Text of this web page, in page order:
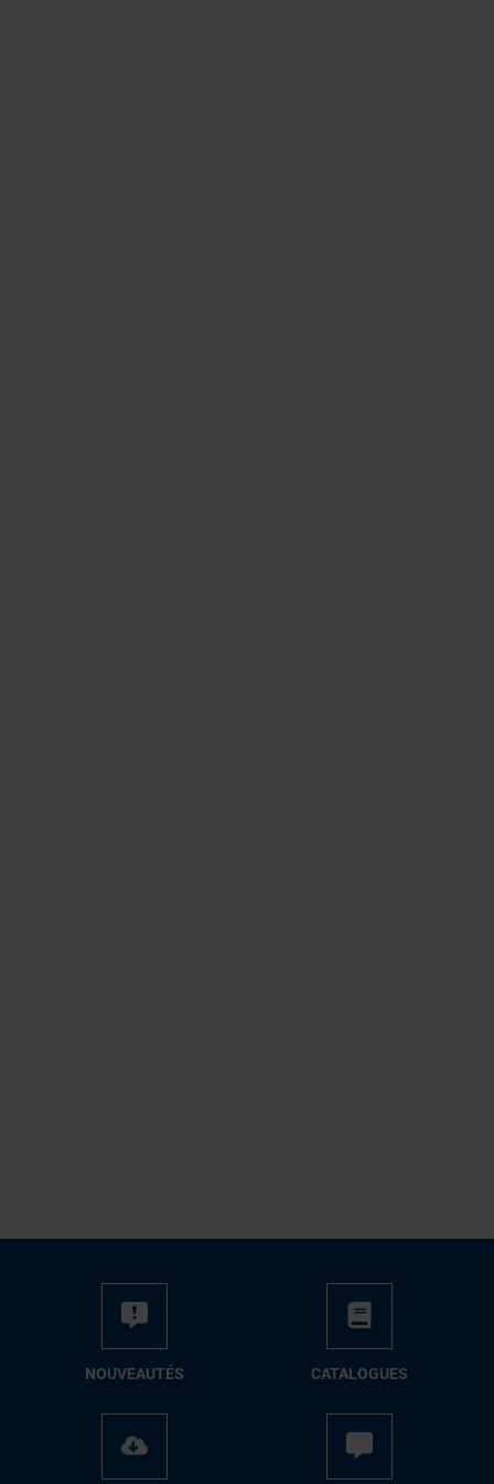
NOUVEAUTÉS CATALOGUES